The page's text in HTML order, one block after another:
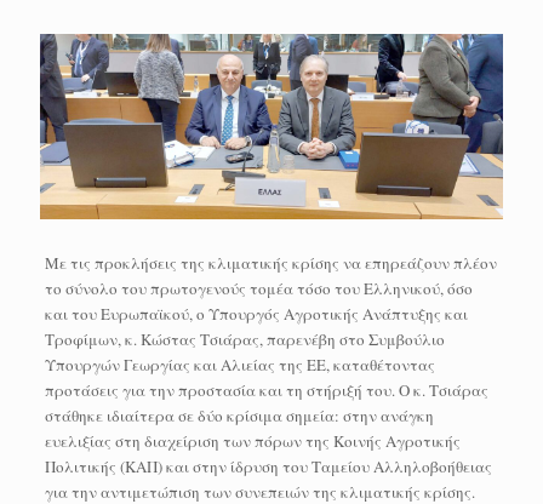
Με τις προκλήσεις της κλιματικής κρίσης να επηρεάζουν πλέον
το σύνολο του πρωτογενούς τομέα τόσο του Ελληνικού, όσο
και του Ευρωπαϊκού, ο Υπουργός Αγροτικής Ανάπτυξης και
Τροφίμων, κ. Κώστας Τσιάρας, παρενέβη στο Συμβούλιο
Υπουργών Γεωργίας και Αλιείας της ΕΕ, καταθέτοντας
προτάσεις για την προστασία και τη στήριξή του. Ο κ. Τσιάρας
στάθηκε ιδιαίτερα σε δύο κρίσιμα σημεία: στην ανάγκη
ευελιξίας στη διαχείριση των πόρων της Κοινής Αγροτικής
Πολιτικής (ΚΑΠ) και στην ίδρυση του Ταμείου Αλληλοβοήθειας
για την αντιμετώπιση των συνεπειών της κλιματικής κρίσης.